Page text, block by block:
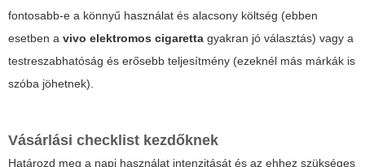
fontosabb-e a könnyű használat és alacsony költség (ebben
esetben a vivo elektromos cigaretta gyakran jó választás) vagy a
testreszabhatóság és erősebb teljesítmény (ezeknél más márkák is
szóba jöhetnek).
Vásárlási checklist kezdőknek
Határozd meg a napi használat intenzitását és az ehhez szükséges